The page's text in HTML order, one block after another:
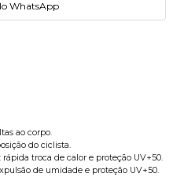
WhatsApp
ao corpo.
do ciclista.
troca de calor e proteção UV+50.
de umidade e proteção UV+50.